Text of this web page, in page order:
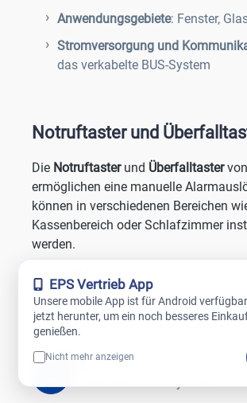
Anwendungsgebiete: Fenster,
Stromversorgung und
das verkabelte BUS-System
Notruftaster und
Die Notruftasterund Überfalltaster
ermöglichen eine manuelle
können in verschiedenen Bereichen
Kassenbereich oder Schlafzimmer
werden.
Notrufzentrale
Modelle : Verschiedene Formen
Überfalltaster 156J
Stromversorgung und
das verkabelte BUS-System
EPS Vertrieb App
Unsere mobile App ist für Android
jetzt herunter, um ein noch besseres
genießen.
Nicht mehr anzeigen